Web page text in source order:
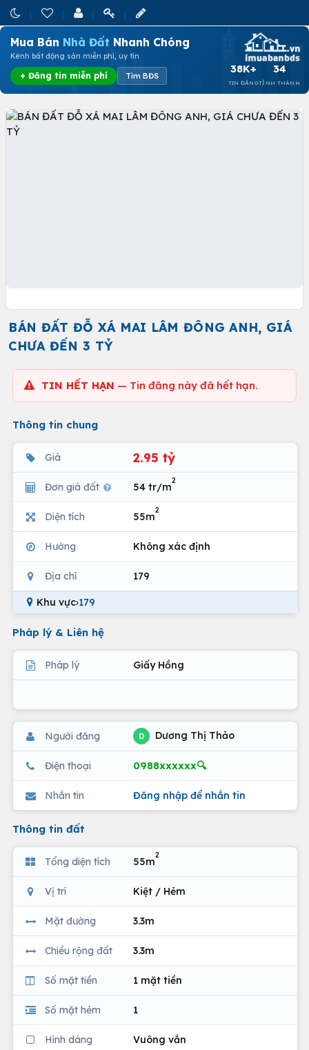
Mua Bán Nhà Đất Nhanh Chóng
Kênh bất động sản miễn phí, uy tín
+ Đăng tin miễn phí Tìm BĐS
38K+
TIN ĐĂNG
34
TỈNH THÀNH
BÁN ĐẤT ĐỖ XÁ MAI LÂM ĐÔNG ANH, GIÁ
CHƯA ĐẾN 3 TỶ
TIN HẾT HẠN — Tin đăng này đã hết hạn.
Thông tin chung
Giá 2.95 tỷ
Đơn giá đất 54 tr/m
2
Diện tích 55m
2
Hướng Không xác định
Địa chỉ 179
Khu vực›179
Pháp lý & Liên hệ
Pháp lý Giấy Hồng
Người đăng D Dương Thị Thảo
Điện thoại 0988xxxxxx🔍
Nhắn tin Đăng nhập để nhắn tin
Thông tin đất
Tổng diện tích 55m
2
Vị trí Kiệt / Hẻm
Mặt đường 3.3m
Chiều rộng đất 3.3m
Số mặt tiền 1 mặt tiền
Số mặt hẻm 1
Hình dáng Vuông vắn